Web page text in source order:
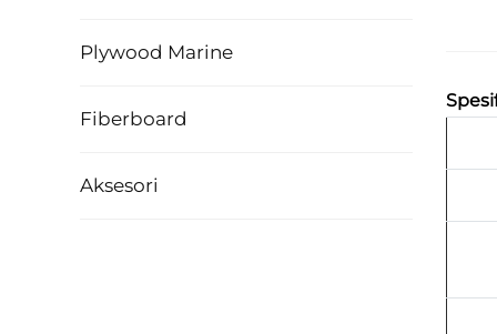
Plywood Marine
Fiberboard
Aksesori